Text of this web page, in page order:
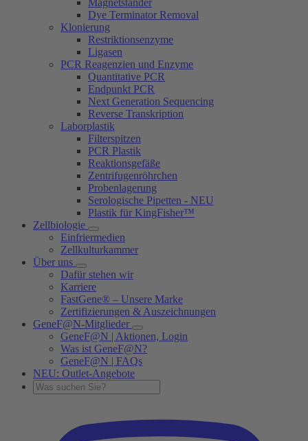
Magnetständer
Dye Terminator Removal
Klonierung
Restriktionsenzyme
Ligasen
PCR Reagenzien und Enzyme
Quantitative PCR
Endpunkt PCR
Next Generation Sequencing
Reverse Transkription
Laborplastik
Filterspitzen
PCR Plastik
Reaktionsgefäße
Zentrifugenröhrchen
Probenlagerung
Serologische Pipetten - NEU
Plastik für KingFisher™
Zellbiologie
Einfriermedien
Zellkulturkammer
Über uns
Dafür stehen wir
Karriere
FastGene® – Unsere Marke
Zertifizierungen & Auszeichnungen
GeneF@N-Mitglieder
GeneF@N | Aktionen, Login
Was ist GeneF@N?
GeneF@N | FAQs
NEU: Outlet-Angebote